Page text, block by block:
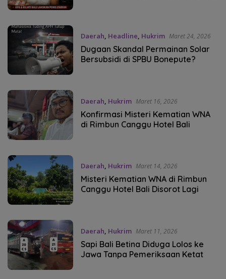
Daerah, Headline, Hukrim Maret 24, 2026
Dugaan Skandal Permainan Solar
Bersubsidi di SPBU Bonepute?
Daerah, Hukrim Maret 16, 2026
Konfirmasi Misteri Kematian WNA
di Rimbun Canggu Hotel Bali
Daerah, Hukrim Maret 14, 2026
Misteri Kematian WNA di Rimbun
Canggu Hotel Bali Disorot Lagi
Daerah, Hukrim Maret 11, 2026
Sapi Bali Betina Diduga Lolos ke
Jawa Tanpa Pemeriksaan Ketat